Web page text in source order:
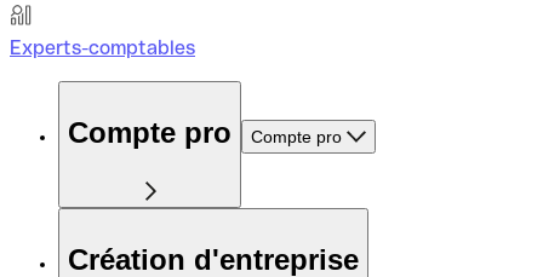
Experts-comptables
Compte pro Compte pro
Création d'entreprise